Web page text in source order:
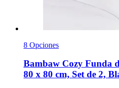
8 Opciones
Bambaw Cozy Funda
80 x 80 cm, Set de 2,